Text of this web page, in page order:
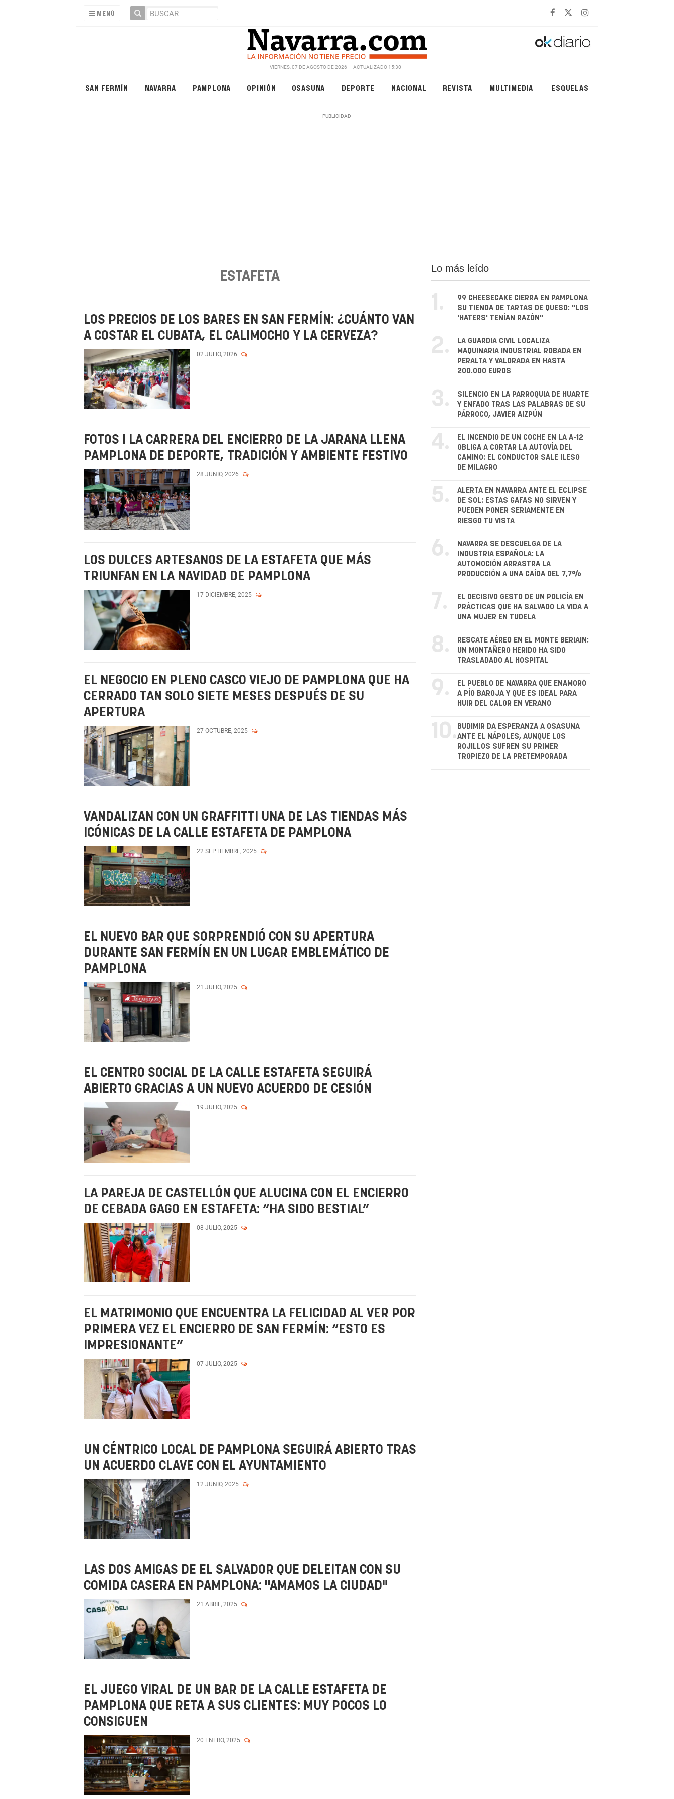
MENÚ
VIERNES, 07 DE AGOSTO DE 2026 ACTUALIZADO 15:30
SAN FERMÍN NAVARRA PAMPLONA OPINIÓN OSASUNA DEPORTE NACIONAL REVISTA MULTIMEDIA ESQUELAS
ESTAFETA
LOS PRECIOS DE LOS BARES EN SAN FERMÍN: ¿CUÁNTO VAN
A COSTAR EL CUBATA, EL CALIMOCHO Y LA CERVEZA?
02 JULIO, 2026
FOTOS | LA CARRERA DEL ENCIERRO DE LA JARANA LLENA
PAMPLONA DE DEPORTE, TRADICIÓN Y AMBIENTE FESTIVO
28 JUNIO, 2026
LOS DULCES ARTESANOS DE LA ESTAFETA QUE MÁS
TRIUNFAN EN LA NAVIDAD DE PAMPLONA
17 DICIEMBRE, 2025
EL NEGOCIO EN PLENO CASCO VIEJO DE PAMPLONA QUE HA
CERRADO TAN SOLO SIETE MESES DESPUÉS DE SU
APERTURA
27 OCTUBRE, 2025
VANDALIZAN CON UN GRAFFITTI UNA DE LAS TIENDAS MÁS
ICÓNICAS DE LA CALLE ESTAFETA DE PAMPLONA
22 SEPTIEMBRE, 2025
EL NUEVO BAR QUE SORPRENDIÓ CON SU APERTURA
DURANTE SAN FERMÍN EN UN LUGAR EMBLEMÁTICO DE
PAMPLONA
21 JULIO, 2025
EL CENTRO SOCIAL DE LA CALLE ESTAFETA SEGUIRÁ
ABIERTO GRACIAS A UN NUEVO ACUERDO DE CESIÓN
19 JULIO, 2025
LA PAREJA DE CASTELLÓN QUE ALUCINA CON EL ENCIERRO
DE CEBADA GAGO EN ESTAFETA: “HA SIDO BESTIAL”
08 JULIO, 2025
EL MATRIMONIO QUE ENCUENTRA LA FELICIDAD AL VER POR
PRIMERA VEZ EL ENCIERRO DE SAN FERMÍN: “ESTO ES
IMPRESIONANTE”
07 JULIO, 2025
UN CÉNTRICO LOCAL DE PAMPLONA SEGUIRÁ ABIERTO TRAS
UN ACUERDO CLAVE CON EL AYUNTAMIENTO
12 JUNIO, 2025
LAS DOS AMIGAS DE EL SALVADOR QUE DELEITAN CON SU
COMIDA CASERA EN PAMPLONA: "AMAMOS LA CIUDAD"
21 ABRIL, 2025
EL JUEGO VIRAL DE UN BAR DE LA CALLE ESTAFETA DE
PAMPLONA QUE RETA A SUS CLIENTES: MUY POCOS LO
CONSIGUEN
20 ENERO, 2025
Lo más leído
1.
99 CHEESECAKE CIERRA EN PAMPLONA
SU TIENDA DE TARTAS DE QUESO: "LOS
'HATERS' TENÍAN RAZÓN"
2.
LA GUARDIA CIVIL LOCALIZA
MAQUINARIA INDUSTRIAL ROBADA EN
PERALTA Y VALORADA EN HASTA
200.000 EUROS
3.
SILENCIO EN LA PARROQUIA DE HUARTE
Y ENFADO TRAS LAS PALABRAS DE SU
PÁRROCO, JAVIER AIZPÚN
4.
EL INCENDIO DE UN COCHE EN LA A-12
OBLIGA A CORTAR LA AUTOVÍA DEL
CAMINO: EL CONDUCTOR SALE ILESO
DE MILAGRO
5.
ALERTA EN NAVARRA ANTE EL ECLIPSE
DE SOL: ESTAS GAFAS NO SIRVEN Y
PUEDEN PONER SERIAMENTE EN
RIESGO TU VISTA
6.
NAVARRA SE DESCUELGA DE LA
INDUSTRIA ESPAÑOLA: LA
AUTOMOCIÓN ARRASTRA LA
PRODUCCIÓN A UNA CAÍDA DEL 7,7%
7.
EL DECISIVO GESTO DE UN POLICÍA EN
PRÁCTICAS QUE HA SALVADO LA VIDA A
UNA MUJER EN TUDELA
8.
RESCATE AÉREO EN EL MONTE BERIAIN:
UN MONTAÑERO HERIDO HA SIDO
TRASLADADO AL HOSPITAL
9.
EL PUEBLO DE NAVARRA QUE ENAMORÓ
A PÍO BAROJA Y QUE ES IDEAL PARA
HUIR DEL CALOR EN VERANO
10. BUDIMIR DA ESPERANZA A OSASUNA
ANTE EL NÁPOLES, AUNQUE LOS
ROJILLOS SUFREN SU PRIMER
TROPIEZO DE LA PRETEMPORADA